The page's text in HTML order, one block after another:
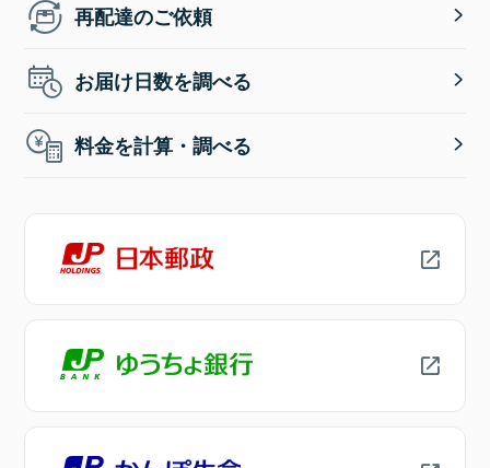
再配達のご依頼
お届け日数を調べる
料金を計算・調べる